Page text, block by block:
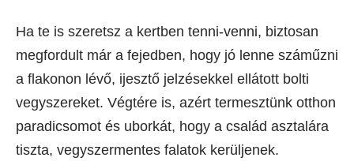
Ha te is szeretsz a kertben tenni-venni, biztosan
megfordult már a fejedben, hogy jó lenne száműzni
a flakonon lévő, ijesztő jelzésekkel ellátott bolti
vegyszereket. Végtére is, azért termesztünk otthon
paradicsomot és uborkát, hogy a család asztalára
tiszta, vegyszermentes falatok kerüljenek.